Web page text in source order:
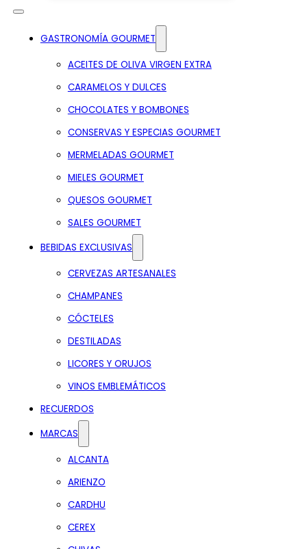
GASTRONOMÍA GOURMET
ACEITES DE OLIVA VIRGEN EXTRA
CARAMELOS Y DULCES
CHOCOLATES Y BOMBONES
CONSERVAS Y ESPECIAS GOURMET
MERMELADAS GOURMET
MIELES GOURMET
QUESOS GOURMET
SALES GOURMET
BEBIDAS EXCLUSIVAS
CERVEZAS ARTESANALES
CHAMPANES
CÓCTELES
DESTILADAS
LICORES Y ORUJOS
VINOS EMBLEMÁTICOS
RECUERDOS
MARCAS
ALCANTA
ARIENZO
CARDHU
CEREX